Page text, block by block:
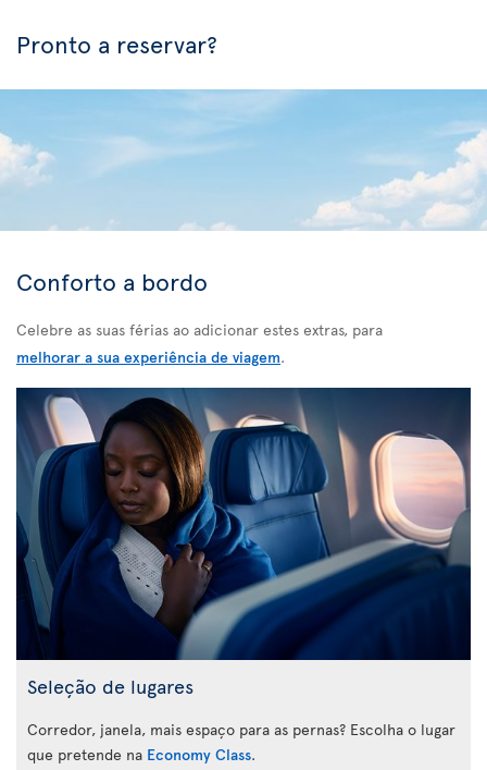
Pronto a reservar?
Conforto a bordo
Celebre as suas férias ao adicionar estes extras, para
melhorar a sua experiência de viagem.
Seleção de lugares
Corredor, janela, mais espaço para as pernas? Escolha o lugar
que pretende na Economy Class.